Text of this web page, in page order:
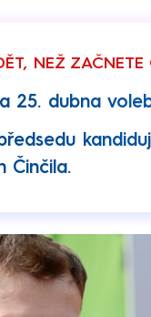
NEŽ ZAČNETE
25. dubna
Činčila.